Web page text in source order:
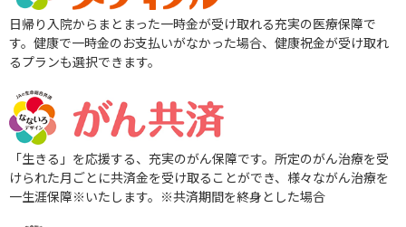
日帰り入院からまとまった一時金が受け取れる充実の医療保障で
す。健康で一時金のお支払いがなかった場合、健康祝金が受け取れ
るプランも選択できます。
「生きる」を応援する、充実のがん保障です。所定のがん治療を受
けられた月ごとに共済金を受け取ることができ、様々ながん治療を
一生涯保障※いたします。※共済期間を終身とした場合